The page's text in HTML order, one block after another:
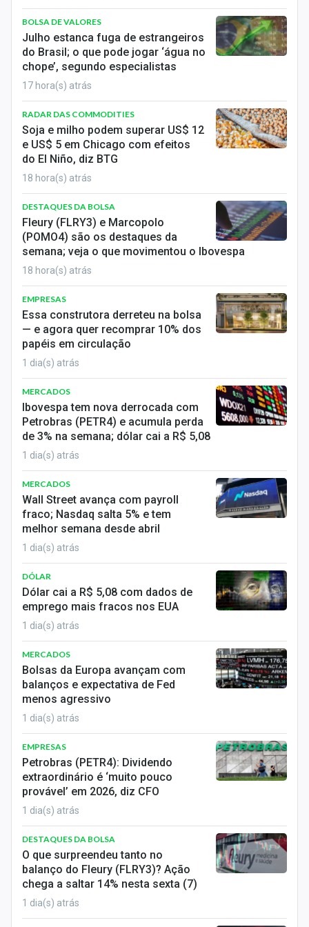
Empresas
Brasil
Colunas
Especiais
Internacional
Marketing
Tecnologia
Conteúdo de Marca
Sobre
Expediente
Contato
BOLSA DE VALORES
Julho estanca fuga de estrangeiros
do Brasil; o que pode jogar ‘água no
chope’, segundo especialistas
17 hora(s) atrás
RADAR DAS COMMODITIES
Soja e milho podem superar US$ 12
e US$ 5 em Chicago com efeitos
do El Niño, diz BTG
18 hora(s) atrás
DESTAQUES DA BOLSA
Fleury (FLRY3) e Marcopolo
(POMO4) são os destaques da
semana; veja o que movimentou o Ibovespa
18 hora(s) atrás
EMPRESAS
Essa construtora derreteu na bolsa
— e agora quer recomprar 10% dos
papéis em circulação
1 dia(s) atrás
MERCADOS
Ibovespa tem nova derrocada com
Petrobras (PETR4) e acumula perda
de 3% na semana; dólar cai a R$ 5,08
1 dia(s) atrás
MERCADOS
Wall Street avança com payroll
fraco; Nasdaq salta 5% e tem
melhor semana desde abril
1 dia(s) atrás
DÓLAR
Dólar cai a R$ 5,08 com dados de
emprego mais fracos nos EUA
1 dia(s) atrás
MERCADOS
Bolsas da Europa avançam com
balanços e expectativa de Fed
menos agressivo
1 dia(s) atrás
EMPRESAS
Petrobras (PETR4): Dividendo
extraordinário é ‘muito pouco
provável’ em 2026, diz CFO
1 dia(s) atrás
DESTAQUES DA BOLSA
O que surpreendeu tanto no
balanço do Fleury (FLRY3)? Ação
chega a saltar 14% nesta sexta (7)
1 dia(s) atrás